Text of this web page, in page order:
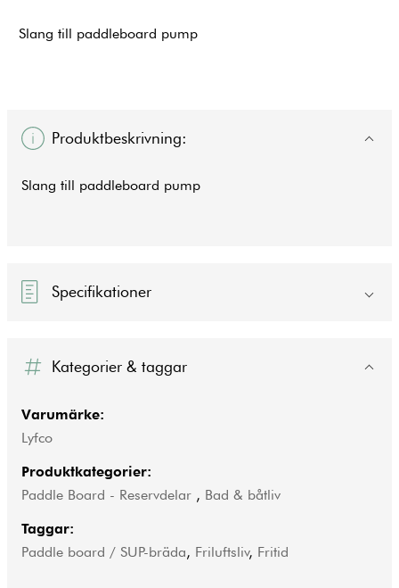
Slang till paddleboard pump
Produktbeskrivning:
Slang till paddleboard pump
Specifikationer
Kategorier & taggar
Varumärke:
Lyfco
Produktkategorier:
Paddle Board - Reservdelar , Bad & båtliv
Taggar:
Paddle board / SUP-bräda, Friluftsliv, Fritid